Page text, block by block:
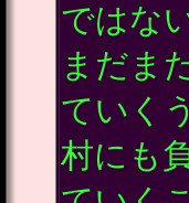
ではな
まだま
ていく
村にも